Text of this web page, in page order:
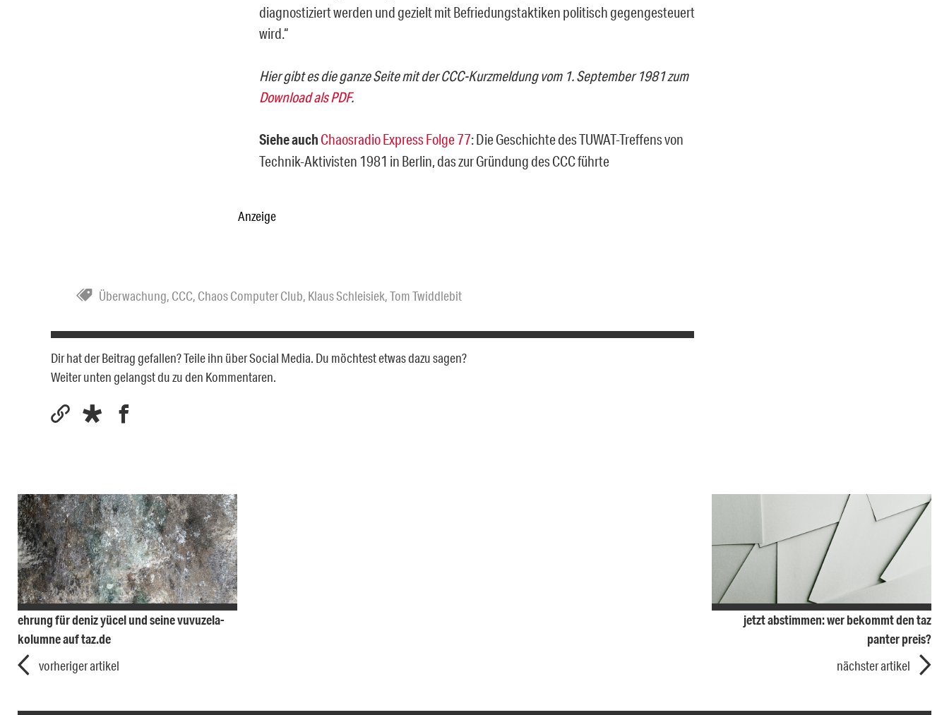
diagnostiziert werden und gezielt mit Befriedungstaktiken politisch gegengesteuert
wird.“
Hier gibt es die ganze Seite mit der CCC-Kurzmeldung vom 1. September 1981 zum
Download als PDF.
Siehe auch Chaosradio Express Folge 77: Die Geschichte des TUWAT-Treffens von
Technik-Aktivisten 1981 in Berlin, das zur Gründung des CCC führte
Anzeige
Überwachung, CCC, Chaos Computer Club, Klaus Schleisiek,Tom Twiddlebit
Dir hat der Beitrag gefallen? Teile ihn über Social Media. Du möchtest etwas dazu sagen?
Weiter unten gelangst du zu den Kommentaren.
ehrung für deniz yücel und seine vuvuzela-
kolumne auf taz.de
vorheriger artikel
jetzt abstimmen: wer bekommt den taz
panter preis?
nächster artikel